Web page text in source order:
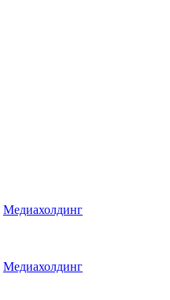
Медиахолдинг
Медиахолдинг